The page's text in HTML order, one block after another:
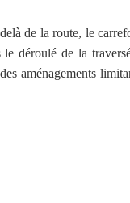
de la route, le
déroulé de la
aménagements